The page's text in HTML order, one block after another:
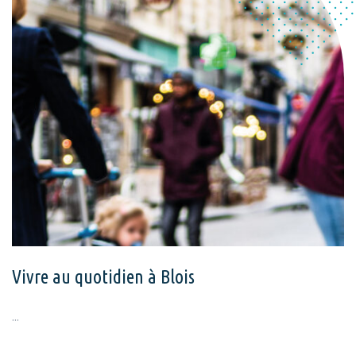
Vivre au quotidien à Blois
...